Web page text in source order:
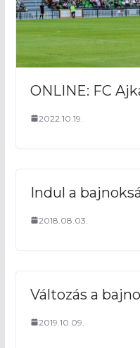
ONLINE: FC
2022.10.19.
Indul a
2018.08.03.
Változás a
2019.10.09.